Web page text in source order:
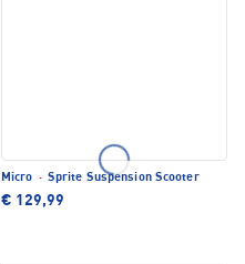
Micro · Sprite Suspension Scooter
€ 129,99